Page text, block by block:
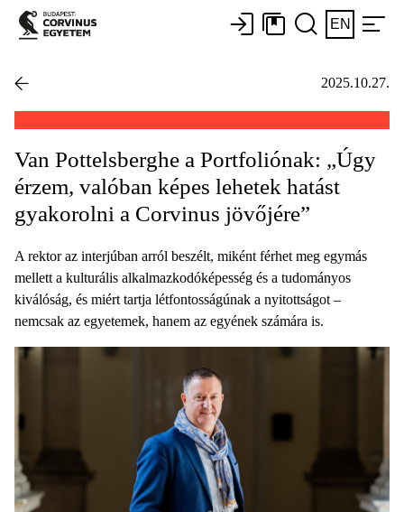
EN
2025.10.27.
Van Pottelsberghe a Portfoliónak: „Úgy
érzem, valóban képes lehetek hatást
gyakorolni a Corvinus jövőjére”
A rektor az interjúban arról beszélt, miként férhet meg egymás
mellett a kulturális alkalmazkodóképesség és a tudományos
kiválóság, és miért tartja létfontosságúnak a nyitottságot –
nemcsak az egyetemek, hanem az egyének számára is.